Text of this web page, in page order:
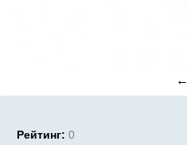
←
Рейтинг: 0